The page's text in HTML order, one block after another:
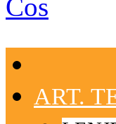
Cos
ART.